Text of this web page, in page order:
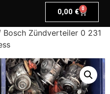
0,00 € 0
Bosch Zündverteiler 0 231